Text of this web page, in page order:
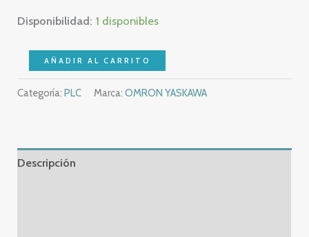
Disponibilidad: 1 disponibles
–
OMRON
1
-
AÑADIR AL CARRITO
Categoría: PLC Marca:OMRON YASKAWA
Descripción